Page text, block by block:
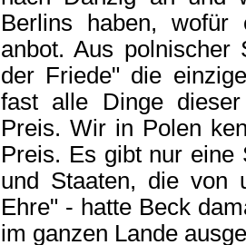
Berlins haben, wofür
anbot. Aus
der Friede" die
fast alle Dinge
Preis. Wir in Polen
Preis. Es gibt nur eine
und Staaten, die von
Ehre" - hatte Beck
im ganzen Lande